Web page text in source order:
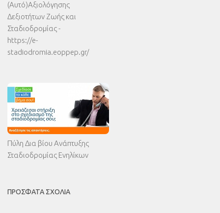
(Αυτό)Αξιολόγησης
Δεξιοτήτων Ζωής και
Σταδιοδρομίας -
https://e-
stadiodromia.eoppep.gr/
Πύλη Δια βίου Ανάπτυξης
Σταδιοδρομίας Ενηλίκων
ΠΡΌΣΦΑΤΑ ΣΧΌΛΙΑ